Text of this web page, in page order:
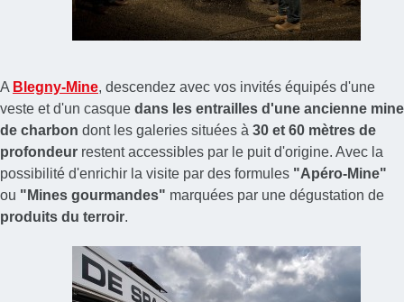
A Blegny-Mine, descendez avec vos invités équipés d'une
veste et d'un casque dans les entrailles d'une ancienne mine
de charbon dont les galeries situées à 30 et 60 mètres de
profondeur restent accessibles par le puit d'origine. Avec la
possibilité d'enrichir la visite par des formules "Apéro-Mine"
ou "Mines gourmandes" marquées par une dégustation de
produits du terroir.